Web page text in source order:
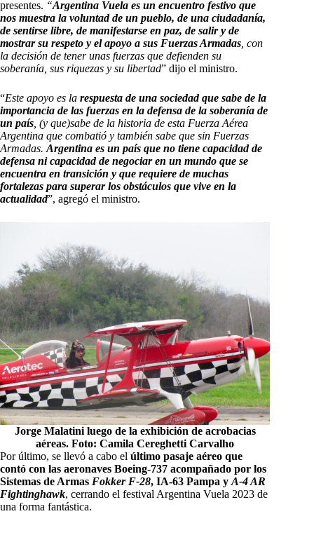
presentes. “Argentina Vuela es un encuentro festivo que
nos muestra la voluntad de un pueblo, de una ciudadanía,
de sentirse libre, de manifestarse en paz, de salir y de
mostrar su respeto y el apoyo a sus Fuerzas Armadas , con
la decisión de tener unas fuerzas que defienden su
soberanía, sus riquezas y su libertad” dijo el ministro.
“Este apoyo es la respuesta de una sociedad que sabe de la
importancia de las fuerzas en la defensa de la soberanía de
un país , (y que)sabe de la historia de esta Fuerza Aérea
Argentina que combatió y también sabe que sin Fuerzas
Armadas. Argentina es un país que no tiene capacidad de
defensa ni capacidad de negociar en un mundo que se
encuentra en transición y que requiere de muchas
fortalezas para superar los obstáculos que vive en la
actualidad”, agregó el ministro.
Jorge Malatini luego de la exhibición de acrobacias
aéreas. Foto: Camila Cereghetti Carvalho
Por último, se llevó a cabo el último pasaje aéreo que
contó con las aeronaves Boeing-737 acompañado por los
Sistemas de Armas Fokker F-28, IA-63 Pampa y A-4 AR
Fightinghawk, cerrando el festival Argentina Vuela 2023 de
una forma fantástica.